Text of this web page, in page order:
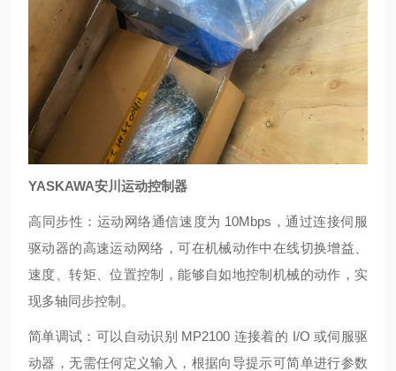
YASKAWA安川运动控制器
高同步性：运动网络通信速度为 10Mbps，通过连接伺服
驱动器的高速运动网络，可在机械动作中在线切换增益、
速度、转矩、位置控制，能够自如地控制机械的动作，实
现多轴同步控制。
简单调试：可以自动识别 MP2100 连接着的 I/O 或伺服驱
动器，无需任何定义输入，根据向导提示可简单进行参数